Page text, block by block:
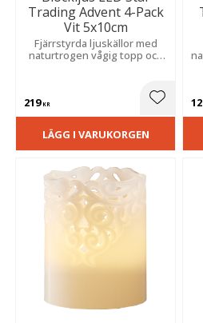
Trading Advent 4-Pack
Vit 5x10cm
Fjärrstyrda ljuskällor med
naturtrogen vågig topp och
hemmet. Praktiska batterier
219KR Lägg
LÄGG I VARUKORGEN